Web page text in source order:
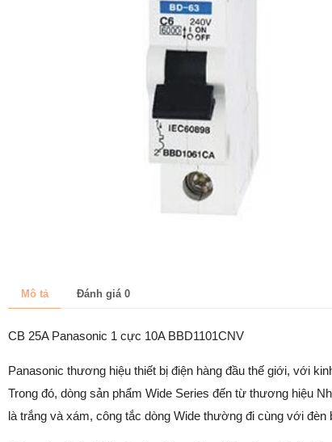
Mô tả Đánh giá 0
CB 25A Panasonic 1 cực 10A BBD1101CNV
Panasonic thương hiệu thiết bị điện hàng đầu thế giới, với
Trong đó, dòng sản phẩm Wide Series đến từ thương hiệu
là trắng và xám, công tắc dòng Wide thường đi cùng với